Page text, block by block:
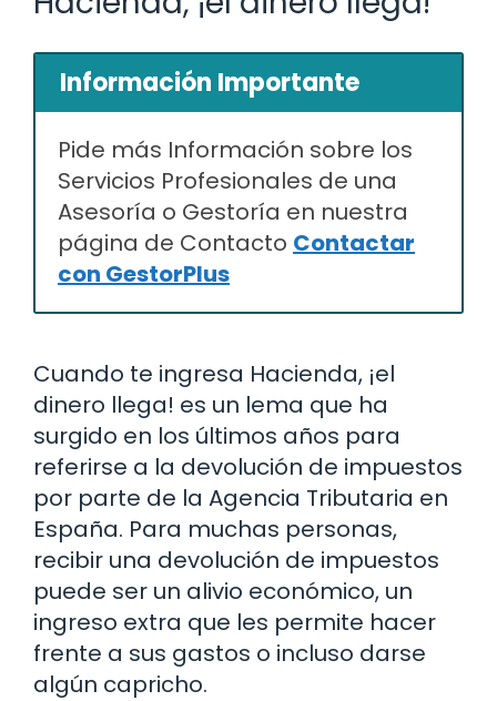
Información Importante
Pide más Información sobre los
Servicios Profesionales de una
Asesoría o Gestoría en nuestra
página de Contacto Contactar
con GestorPlus
Cuando te ingresa Hacienda, ¡el
dinero llega! es un lema que ha
surgido en los últimos años para
referirse a la devolución de impuestos
por parte de la Agencia Tributaria en
España. Para muchas personas,
recibir una devolución de impuestos
puede ser un alivio económico, un
ingreso extra que les permite hacer
frente a sus gastos o incluso darse
algún capricho.